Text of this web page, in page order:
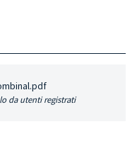
da utenti registrati